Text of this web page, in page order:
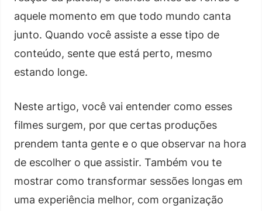
aquele momento em que todo mundo canta
junto. Quando você assiste a esse tipo de
conteúdo, sente que está perto, mesmo
estando longe.
Neste artigo, você vai entender como esses
filmes surgem, por que certas produções
prendem tanta gente e o que observar na hora
de escolher o que assistir. Também vou te
mostrar como transformar sessões longas em
uma experiência melhor, com organização